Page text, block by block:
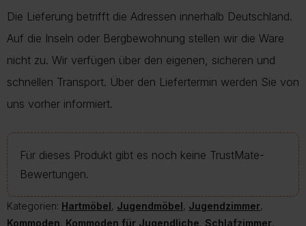
Die Lieferung betrifft die Adressen innerhalb Deutschland.
Auf die Inseln oder Bergbewohnung stellen wir die Ware
nicht zu. Wir verfügen über den eigenen, sicheren und
schnellen Transport. Über den Liefertermin werden Sie von
uns vorher informiert.
Für dieses Produkt gibt es noch keine TrustMate-
Bewertungen.
Kategorien: Hartmöbel, Jugendmöbel, Jugendzimmer,
Kommoden, Kommoden für Jugendliche, Schlafzimmer,